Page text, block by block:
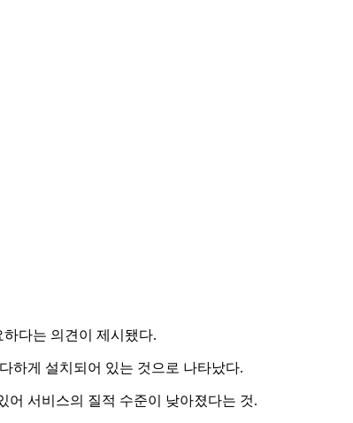
다는 의견이 제시됐다.
하게 설치되어 있는 것으로 나타났다.
어 서비스의 질적 수준이 낮아졌다는 것.